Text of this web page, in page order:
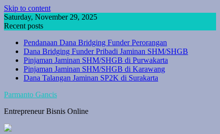
Skip to content
Saturday, November 29, 2025
Recent posts
Pendanaan Dana Bridging Funder Perorangan
Dana Bridging Funder Pribadi Jaminan SHM/SHGB
Pinjaman Jaminan SHM/SHGB di Purwakarta
Pinjaman Jaminan SHM/SHGB di Karawang
Dana Talangan Jaminan SP2K di Surakarta
Parmanto Gancis
Entrepreneur Bisnis Online